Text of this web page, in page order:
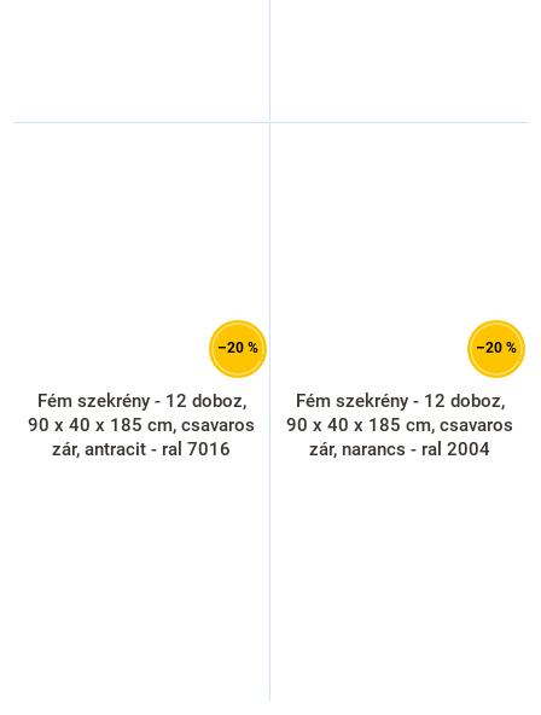
–20 %
Fém szekrény - 12 doboz,
90 x 40 x 185 cm, csavaros
zár, antracit - ral 7016
–20 %
Fém szekrény - 12 doboz,
90 x 40 x 185 cm, csavaros
zár, narancs - ral 2004